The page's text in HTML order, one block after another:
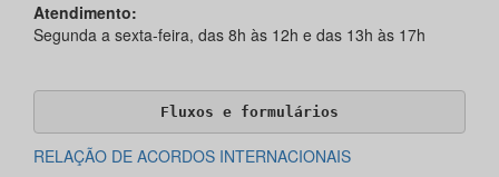
Atendimento:
Segunda a sexta-feira, das 8h às 12h e das 13h às 17h
Fluxos e formulários
RELAÇÃO DE ACORDOS INTERNACIONAIS